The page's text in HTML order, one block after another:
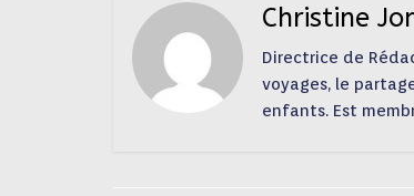
Christine
Directrice de
voyages, le
enfants. Est